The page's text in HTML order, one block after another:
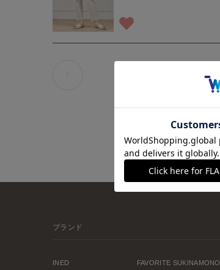
ブランド
INED FAVORITE SUKINAMONO